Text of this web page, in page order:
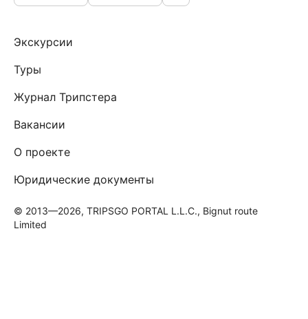
Экскурсии
Туры
Журнал Трипстера
Вакансии
О проекте
Юридические документы
© 2013—2026, TRIPSGO PORTAL L.L.C., Bignut route
Limited